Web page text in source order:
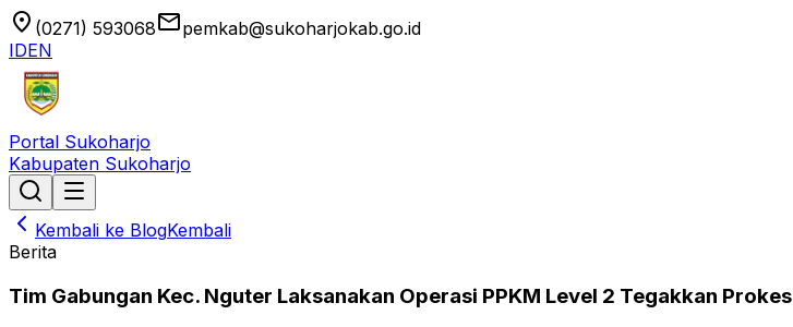
location_on (0271) 593068emailpemkab@sukoharjokab.go.id
IDEN
Portal Sukoharjo
Kabupaten Sukoharjo
Kembali ke BlogKembali
Berita
Tim Gabungan Kec. Nguter Laksanakan Operasi PPKM Level 2 Tegakkan Prokes